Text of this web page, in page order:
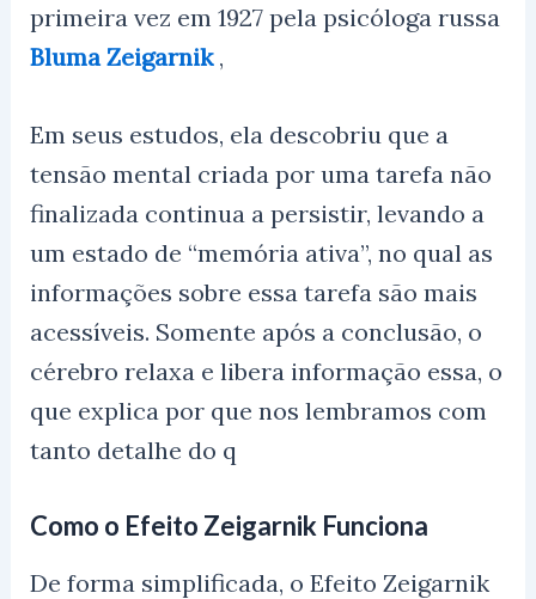
primeira vez em 1927 pela psicóloga russa
Bluma Zeigarnik,
Em seus estudos, ela descobriu que a
tensão mental criada por uma tarefa não
finalizada continua a persistir, levando a
um estado de “memória ativa”, no qual as
informações sobre essa tarefa são mais
acessíveis. Somente após a conclusão, o
cérebro relaxa e libera informação essa, o
que explica por que nos lembramos com
tanto detalhe do q
Como o Efeito Zeigarnik Funciona
De forma simplificada, o Efeito Zeigarnik